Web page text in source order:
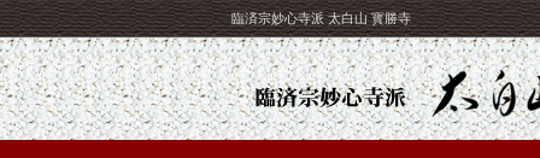
臨済宗妙心寺派 太白山 寳勝寺